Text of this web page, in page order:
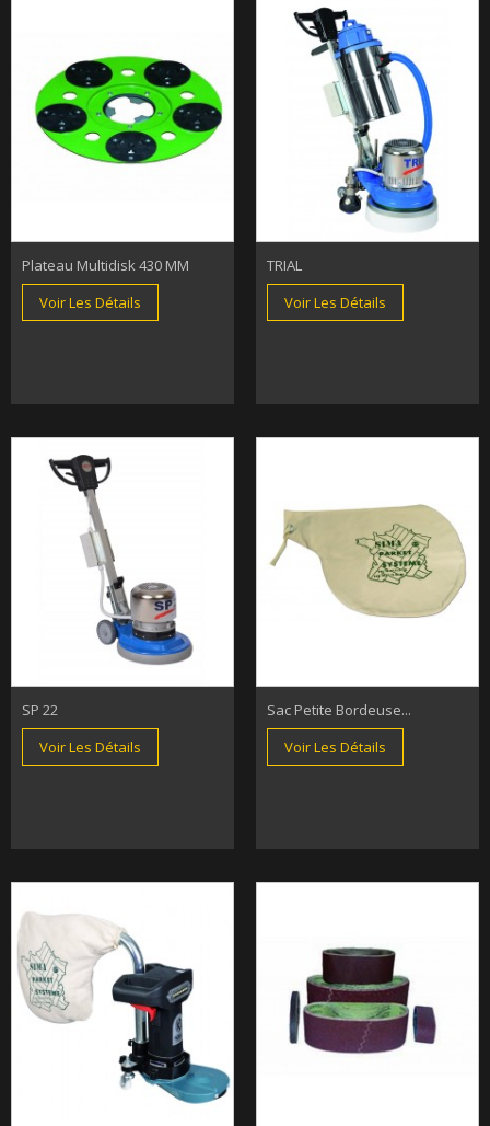
Plateau Multidisk 430 MM
Voir Les Détails
TRIAL
Voir Les Détails
SP 22
Voir Les Détails
Sac Petite Bordeuse...
Voir Les Détails